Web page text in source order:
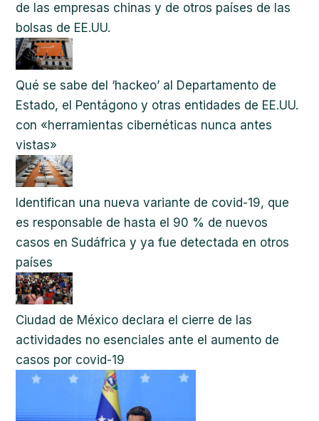
de las empresas chinas y de otros países de las
bolsas de EE.UU.
Qué se sabe del ‘hackeo’ al Departamento de
Estado, el Pentágono y otras entidades de EE.UU.
con «herramientas cibernéticas nunca antes
vistas»
Identifican una nueva variante de covid-19, que
es responsable de hasta el 90 % de nuevos
casos en Sudáfrica y ya fue detectada en otros
países
Ciudad de México declara el cierre de las
actividades no esenciales ante el aumento de
casos por covid-19